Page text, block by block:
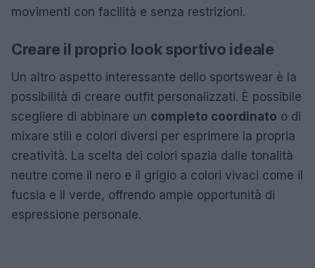
movimenti con facilità e senza restrizioni.
Creare il proprio look sportivo ideale
Un altro aspetto interessante dello sportswear è la
possibilità di creare outfit personalizzati. È possibile
scegliere di abbinare un completo coordinato o di
mixare stili e colori diversi per esprimere la propria
creatività. La scelta dei colori spazia dalle tonalità
neutre come il nero e il grigio a colori vivaci come il
fucsia e il verde, offrendo ampie opportunità di
espressione personale.